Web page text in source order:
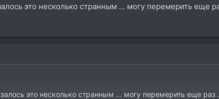
это несколько странным ... могу перемерить еще
это несколько странным ... могу перемерить еще раз